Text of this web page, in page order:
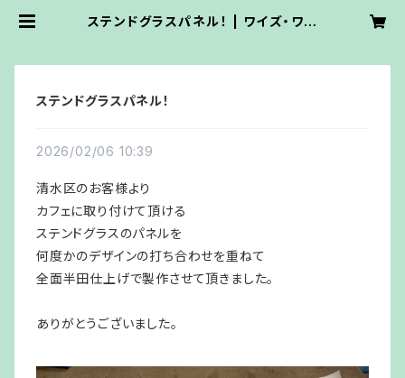
ステンドグラスパネル！ | ワイズ・ワー
ステンドグラスパネル！
2026/02/06 10:39
清水区のお客様より
カフェに取り付けて頂ける
ステンドグラスのパネルを
何度かのデザインの打ち合わせを重ねて
全面半田仕上げで製作させて頂きました。
ありがとうございました。